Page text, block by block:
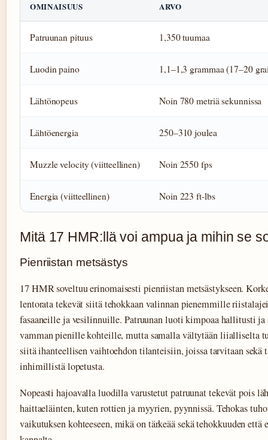
OMINAISUUS ARVO
Patruunan pituus 1,350 tuumaa
Luodin paino 1,1–1,3 grammaa (17–20
Lähtönopeus Noin 780 metriä sekunnissa
Lähtöenergia 250–310 joulea
Muzzle velocity (viitteellinen) Noin 2550 fps
Energia (viitteellinen) Noin 223 ft-lbs
Mitä 17 HMR:llä voi ampua ja mihin se
Pienriistan metsästys
17 HMR soveltuu erinomaisesti pienriistan metsästykseen.
lentorata tekevät siitä tehokkaan valinnan pienemmille
fasaaneille ja vesilinnuille. Patruunan luoti kimpoaa hallitusti
vamman pienille kohteille, mutta samalla vältytään liialliselta
siitä ihanteellisen vaihtoehdon tilanteisiin, joissa tarvitaan sekä
inhimillistä lopetusta.
Nopeasti hajoavalla luodilla varustetut patruunat tekevät pois
haittaeläinten, kuten rottien ja myyrien, pyynnissä. Tehokas
vaikutuksen kohteeseen, mikä on tärkeää sekä tehokkuuden